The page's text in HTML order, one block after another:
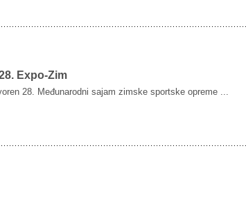
Expo-Zim
28. Međunarodni sajam zimske sportske opreme ...